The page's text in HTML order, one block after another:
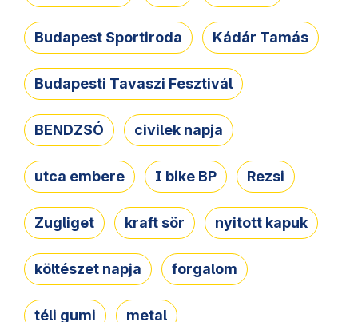
Budapest Sportiroda Kádár Tamás
Budapesti Tavaszi Fesztivál
BENDZSÓ civilek napja
utca embere I bike BP Rezsi
Zugliget kraft sör nyitott kapuk
költészet napja forgalom
téli gumi metal